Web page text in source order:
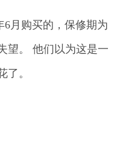
6月购买的，保修期为
望。 他们以为这是一
。